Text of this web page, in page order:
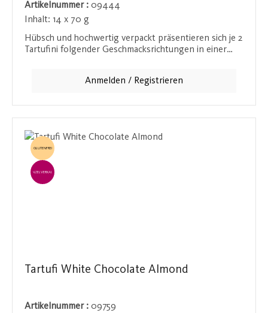
Artikelnummer : 09444
Inhalt: 14 x 70 g
Hübsch und hochwertig verpackt präsentieren sich je 2
Tartufini folgender Geschmacksrichtungen in einer
verführerischen Pralinen sind perfekt für besondere
Anmelden / Registrieren
GLUTENFREI
EINZELVERKAUF
Tartufi White Chocolate Almond
Artikelnummer : 09759